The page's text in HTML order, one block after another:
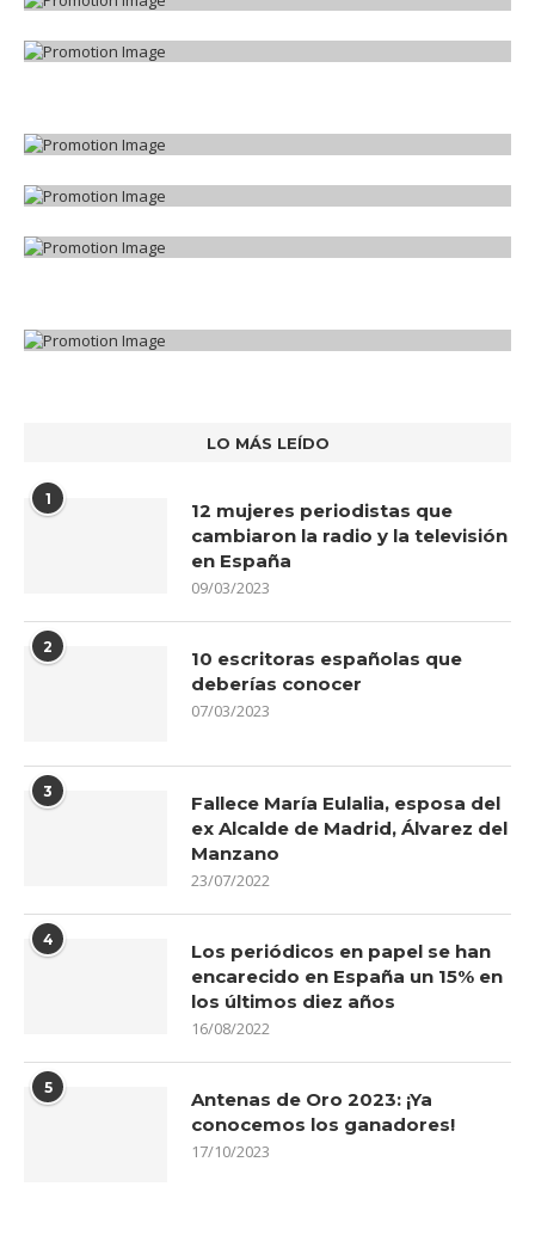
LO MÁS LEÍDO
1
12 mujeres periodistas que
cambiaron la radio y la televisión
en España
09/03/2023
2
10 escritoras españolas que
deberías conocer
07/03/2023
3
Fallece María Eulalia, esposa del
ex Alcalde de Madrid, Álvarez del
Manzano
23/07/2022
4
Los periódicos en papel se han
encarecido en España un 15% en
los últimos diez años
16/08/2022
5
Antenas de Oro 2023: ¡Ya
conocemos los ganadores!
17/10/2023